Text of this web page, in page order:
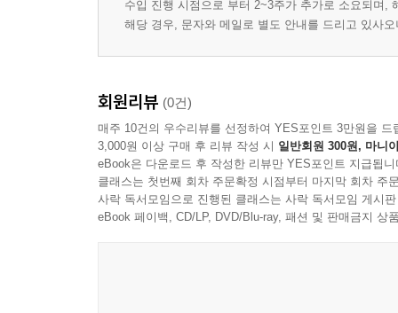
수입 진행 시점으로 부터 2~3주가 추가로 소요되며,
해당 경우, 문자와 메일로 별도 안내를 드리고 있사
회원리뷰 (0건)
매주 10건의 우수리뷰를 선정하여 YES포인트 3만원을 드
3,000원 이상 구매 후 리뷰 작성 시 일반회원 300원, 마니
eBook은 다운로드 후 작성한 리뷰만 YES포인트 지급됩니
클래스는 첫번째 회차 주문확정 시점부터 마지막 회차 주
사락 독서모임으로 진행된 클래스는 사락 독서모임 게시
eBook 페이백, CD/LP, DVD/Blu-ray, 패션 및 판매금지 상